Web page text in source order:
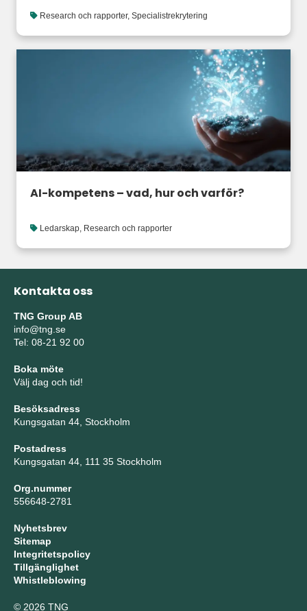
Research och rapporter, Specialistrekrytering
AI-kompetens – vad, hur och varför?
Ledarskap Research och rapporter
Kontakta oss
TNG Group AB
info@tng.se
Tel: 08-21 92 00
Boka möte
Välj dag och tid!
Besöksadress
Kungsgatan 44, Stockholm
Postadress
Kungsgatan 44, 111 35 Stockholm
Org.nummer
556648-2781
Nyhetsbrev
Sitemap
Integritetspolicy
Tillgänglighet
Whistleblowing
© 2026 TNG